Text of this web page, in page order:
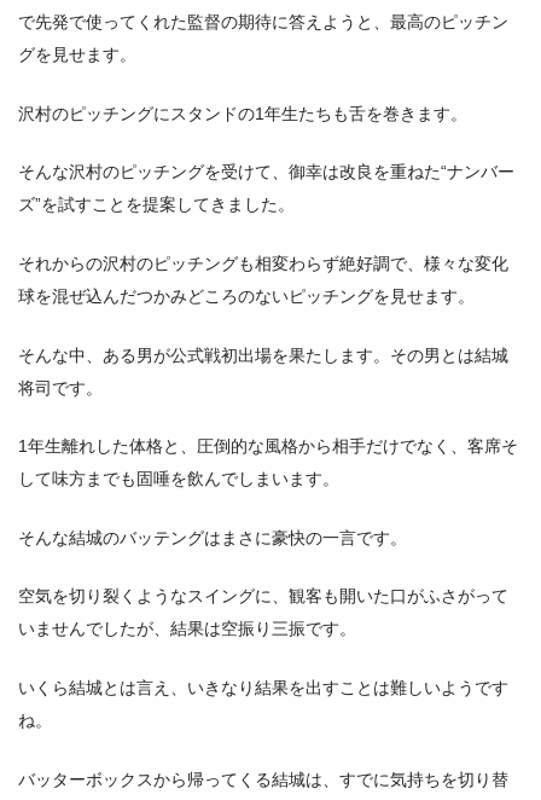
で先発で使ってくれた監督の期待に答えようと、最高のピッチン
グを見せます。
沢村のピッチングにスタンドの1年生たちも舌を巻きます。
そんな沢村のピッチングを受けて、御幸は改良を重ねた“ナンバー
ズ”を試すことを提案してきました。
それからの沢村のピッチングも相変わらず絶好調で、様々な変化
球を混ぜ込んだつかみどころのないピッチングを見せます。
そんな中、ある男が公式戦初出場を果たします。その男とは結城
将司です。
1年生離れした体格と、圧倒的な風格から相手だけでなく、客席そ
して味方までも固唾を飲んでしまいます。
そんな結城のバッテングはまさに豪快の一言です。
空気を切り裂くようなスイングに、観客も開いた口がふさがって
いませんでしたが、結果は空振り三振です。
いくら結城とは言え、いきなり結果を出すことは難しいようです
ね。
バッターボックスから帰ってくる結城は、すでに気持ちを切り替